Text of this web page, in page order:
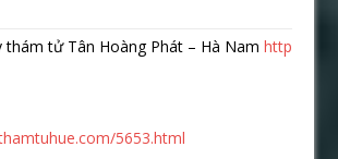
thám tử Tân Hoàng Phát – Hà Namhttps://
5653.html